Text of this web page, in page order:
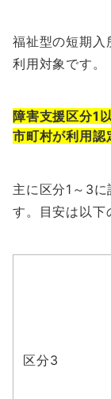
福祉型の短期入
利用対象です。
障害支援区分1
市町村が利用認
主に区分1～3
す。目安は以下
区分3